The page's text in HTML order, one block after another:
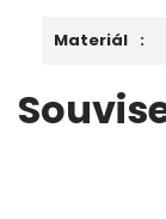
Materiál :